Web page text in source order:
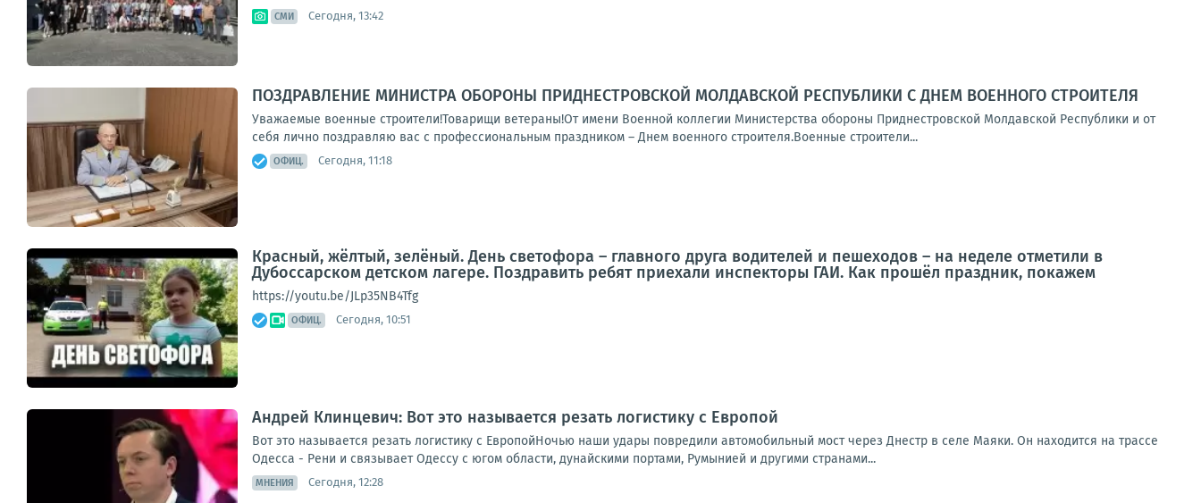
СМИ Сегодня, 13:42
ПОЗДРАВЛЕНИЕ МИНИСТРА ОБОРОНЫ ПРИДНЕСТРОВСКОЙ МОЛДАВСКОЙ РЕСПУБЛИКИ С ДНЕМ ВОЕННОГО СТРОИТЕЛЯ
Уважаемые военные строители!Товарищи ветераны!От имени Военной коллегии Министерства обороны Приднестровской Молдавской Республики и от
себя лично поздравляю вас с профессиональным праздником – Днем военного строителя.Военные строители...
ОФИЦ. Сегодня, 11:18
Красный, жёлтый, зелёный. День светофора – главного друга водителей и пешеходов – на неделе отметили в
Дубоссарском детском лагере. Поздравить ребят приехали инспекторы ГАИ. Как прошёл праздник, покажем
https://youtu.be/JLp35NB4Tfg
ОФИЦ. Сегодня, 10:51
Андрей Клинцевич: Вот это называется резать логистику с Европой
Вот это называется резать логистику с ЕвропойНочью наши удары повредили автомобильный мост через Днестр в селе Маяки. Он находится на трассе
Одесса - Рени и связывает Одессу с югом области, дунайскими портами, Румынией и другими странами...
МНЕНИЯ Сегодня, 12:28